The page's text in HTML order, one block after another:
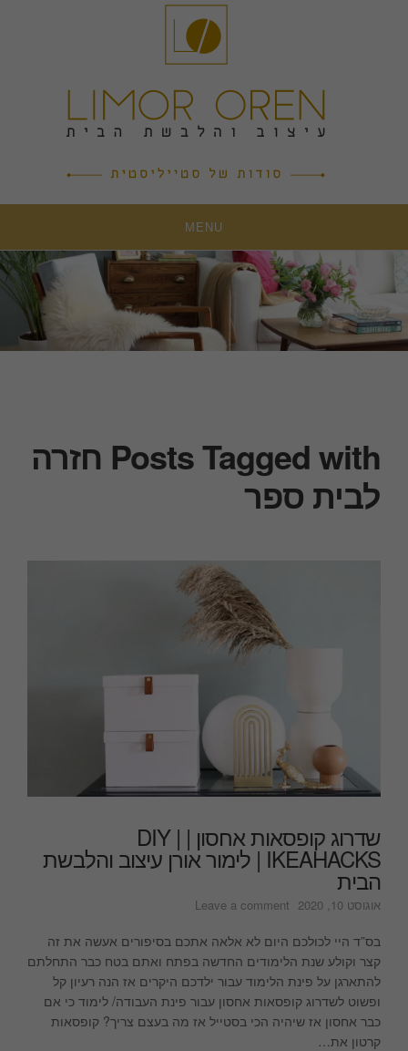
MENU
Posts Tagged with חזרה
לבית ספר
שדרוג קופסאות אחסון | DIY |
IKEAHACKS | לימור אורן עיצוב והלבשת
הבית
אוגוסט 10, 2020 Leave a comment
קופסאות
אחסון
|
DIY
IKEAHACKS
בס”ד היי לכולכם היום לא אלאה אתכם בסיפורים אעשה את זה
קצר וקולע שנת הלימודים החדשה בפתח ואתם בטח כבר התחלתם
להתארגן על פינת הלימוד עבור ילדכם היקרים אז הנה רעיון קל
ופשוט לשדרוג קופסאות אחסון עבור פינת העבודה/ לימוד כי אם
כבר אחסון אז שיהיה הכי בסטייל אז מה בעצם צריך? קופסאות
קרטון את…